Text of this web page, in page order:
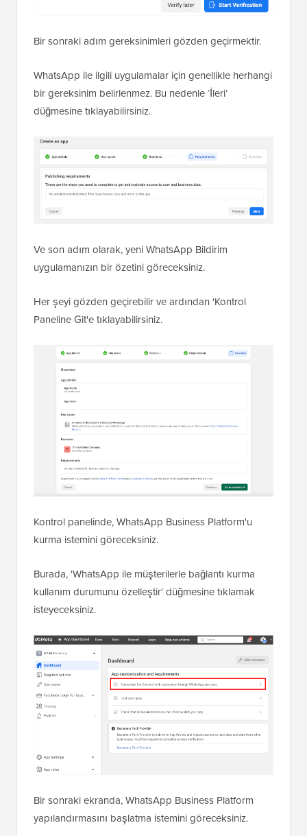
Bir sonraki adım gereksinimleri gözden geçirmektir.
WhatsApp ile ilgili uygulamalar için genellikle herhangi
bir gereksinim belirlenmez. Bu nedenle ‘İleri’
düğmesine tıklayabilirsiniz.
Ve son adım olarak, yeni WhatsApp Bildirim
uygulamanızın bir özetini göreceksiniz.
Her şeyi gözden geçirebilir ve ardından 'Kontrol
Paneline Git'e tıklayabilirsiniz.
Kontrol panelinde, WhatsApp Business Platform'u
kurma istemini göreceksiniz.
Burada, 'WhatsApp ile müşterilerle bağlantı kurma
kullanım durumunu özelleştir' düğmesine tıklamak
isteyeceksiniz.
Bir sonraki ekranda, WhatsApp Business Platform
yapılandırmasını başlatma istemini göreceksiniz.